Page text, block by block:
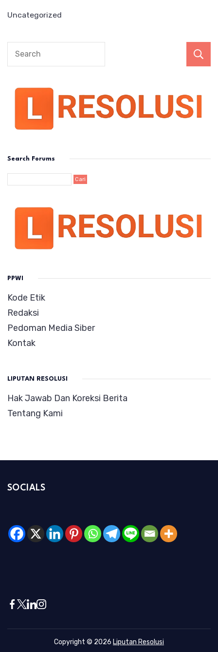
Uncategorized
Search Forums
PPWI
Kode Etik
Redaksi
Pedoman Media Siber
Kontak
LIPUTAN RESOLUSI
Hak Jawab Dan Koreksi Berita
Tentang Kami
SOCIALS
Copyright © 2026 Liputan Resolusi